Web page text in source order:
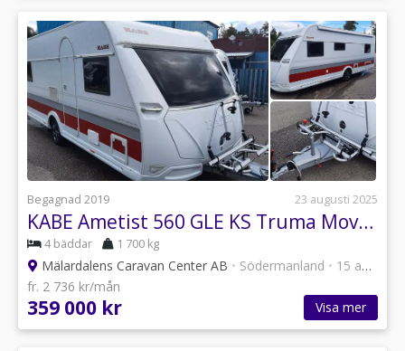
Begagnad 2019 23 augusti 2025
KABE Ametist 560 GLE KS Truma Mover / Förtält /Fiamma Markis
4 bäddar 1 700 kg
Mälardalens Caravan Center AB • Södermanland • 15 annonser
fr. 2 736 kr/mån
359 000 kr Visa mer